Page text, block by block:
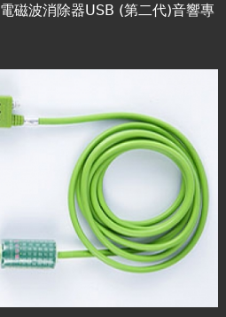
電磁波消除器USB (第二代)音響專